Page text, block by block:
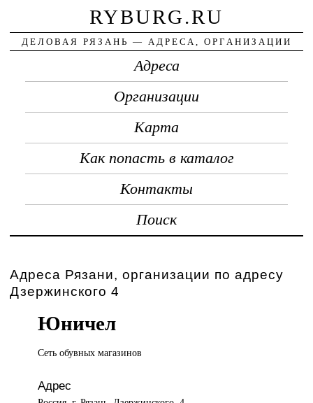
RYBURG.RU
ДЕЛОВАЯ РЯЗАНЬ — АДРЕСА, ОРГАНИЗАЦИИ
Адреса
Организации
Карта
Как попасть в каталог
Контакты
Поиск
Адреса Рязани, организации по адресу
Дзержинского 4
Юничел
Сеть обувныхмагазинов
Адрес